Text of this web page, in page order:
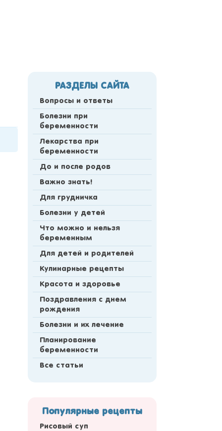
РАЗДЕЛЫ САЙТА
Вопросы и ответы
Болезни при
беременности
Лекарства при
беременности
До и после родов
Важно знать!
Для грудничка
Болезни у детей
Что можно и нельзя
беременным
Для детей и родителей
Кулинарные рецепты
Красота и здоровье
Поздравления с днем
рождения
Болезни и их лечение
Планирование
беременности
Все статьи
Популярные рецепты
Рисовый суп